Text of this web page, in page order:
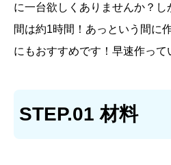
に一台欲しくありませんか？
間は約1時間！あっという間に
にもおすすめです！早速作って
STEP.01 材料